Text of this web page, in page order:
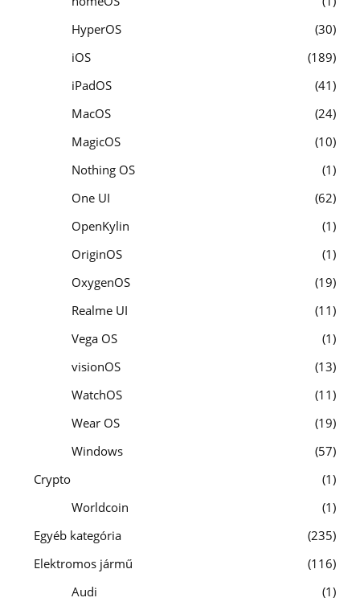
HyperOS
30
iOS
189
iPadOS
41
MacOS
24
MagicOS
10
Nothing OS
1
One UI
62
OpenKylin
1
OriginOS
1
OxygenOS
19
Realme UI
11
Vega OS
1
visionOS
13
WatchOS
11
Wear OS
19
Windows
57
Crypto
1
Worldcoin
1
Egyéb kategória
235
Elektromos jármű
116
Audi
1